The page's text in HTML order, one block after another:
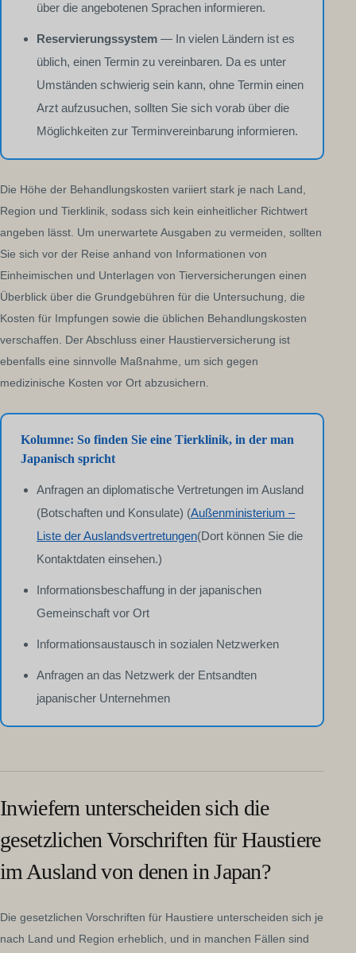
über die angebotenen Sprachen informieren.
Reservierungssystem — In vielen Ländern ist es
üblich, einen Termin zu vereinbaren. Da es unter
Umständen schwierig sein kann, ohne Termin einen
Arzt aufzusuchen, sollten Sie sich vorab über die
Möglichkeiten zur Terminvereinbarung informieren.
Die Höhe der Behandlungskosten variiert stark je nach Land,
Region und Tierklinik, sodass sich kein einheitlicher Richtwert
angeben lässt. Um unerwartete Ausgaben zu vermeiden, sollten
Sie sich vor der Reise anhand von Informationen von
Einheimischen und Unterlagen von Tierversicherungen einen
Überblick über die Grundgebühren für die Untersuchung, die
Kosten für Impfungen sowie die üblichen Behandlungskosten
verschaffen. Der Abschluss einer Haustierversicherung ist
ebenfalls eine sinnvolle Maßnahme, um sich gegen
medizinische Kosten vor Ort abzusichern.
Kolumne: So finden Sie eine Tierklinik, in der man
Japanisch spricht
Anfragen an diplomatische Vertretungen im Ausland
(Botschaften und Konsulate) (Außenministerium –
Liste der Auslandsvertretungen(Dort können Sie die
Kontaktdaten einsehen.)
Informationsbeschaffung in der japanischen
Gemeinschaft vor Ort
Informationsaustausch in sozialen Netzwerken
Anfragen an das Netzwerk der Entsandten
japanischer Unternehmen
Inwiefern unterscheiden sich die
gesetzlichen Vorschriften für Haustiere
im Ausland von denen in Japan?
Die gesetzlichen Vorschriften für Haustiere unterscheiden sich je
nach Land und Region erheblich, und in manchen Fällen sind